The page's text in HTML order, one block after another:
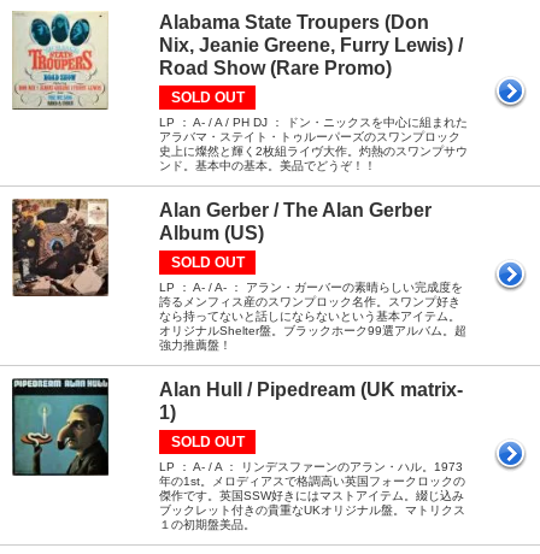
Alabama State Troupers (Don
Nix, Jeanie Greene, Furry Lewis) /
Road Show (Rare Promo)
SOLD OUT
LP ： A- / A / PH DJ ： ドン・ニックスを中心に組まれた
アラバマ・ステイト・トゥルーパーズのスワンプロック
史上に燦然と輝く2枚組ライヴ大作。灼熱のスワンプサウ
ンド。基本中の基本。美品でどうぞ！！
Alan Gerber / The Alan Gerber
Album (US)
SOLD OUT
LP ： A- / A- ： アラン・ガーバーの素晴らしい完成度を
誇るメンフィス産のスワンプロック名作。スワンプ好き
なら持ってないと話しにならないという基本アイテム。
オリジナルShelter盤。ブラックホーク99選アルバム。超
強力推薦盤！
Alan Hull / Pipedream (UK matrix-
1)
SOLD OUT
LP ： A- / A ： リンデスファーンのアラン・ハル。1973
年の1st。メロディアスで格調高い英国フォークロックの
傑作です。英国SSW好きにはマストアイテム。綴じ込み
ブックレット付きの貴重なUKオリジナル盤。マトリクス
１の初期盤美品。